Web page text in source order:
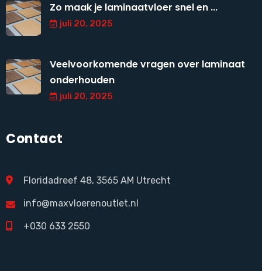
Zo maak je laminaatvloer snel en ...
juli 20, 2025
Veelvoorkomende vragen over laminaat
onderhouden
juli 20, 2025
Contact
Floridadreef 48, 3565 AM Utrecht
info@maxvloerenoutlet.nl
+030 633 2550